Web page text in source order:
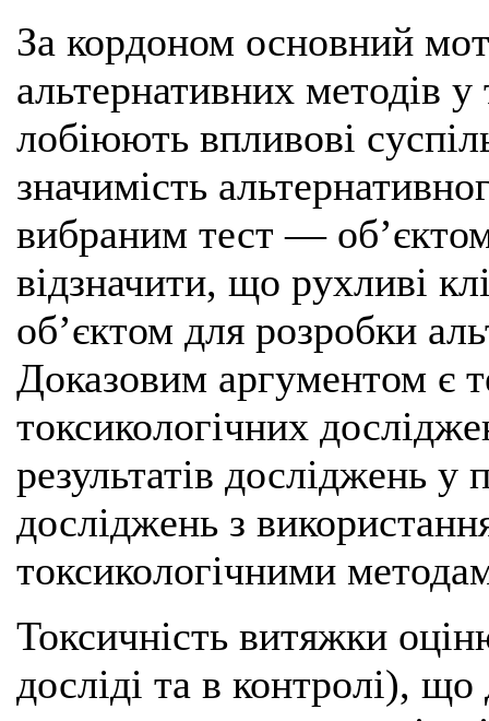
За кордоном основний
альтернативних методів
лобіюють впливові
значимість
вибраним тест —
відзначити, що рухливі
об’єктом для розробки
Доказовим аргументом є
токсикологічних
результатів досліджень у
досліджень з
токсикологічними
Токсичність витяжки
досліді та в контролі), що